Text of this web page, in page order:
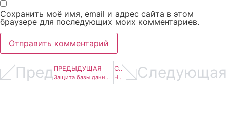
Сохранить моё имя, email и адрес сайта в этом
браузере для последующих моих комментариев.
ПредПРЕДЫДУЩАЯ
Защита базы данных, что это и зачем нужно
СЛЕДУЮЩАЯ
На что обратить внимание при покупке доменного имени Следующая